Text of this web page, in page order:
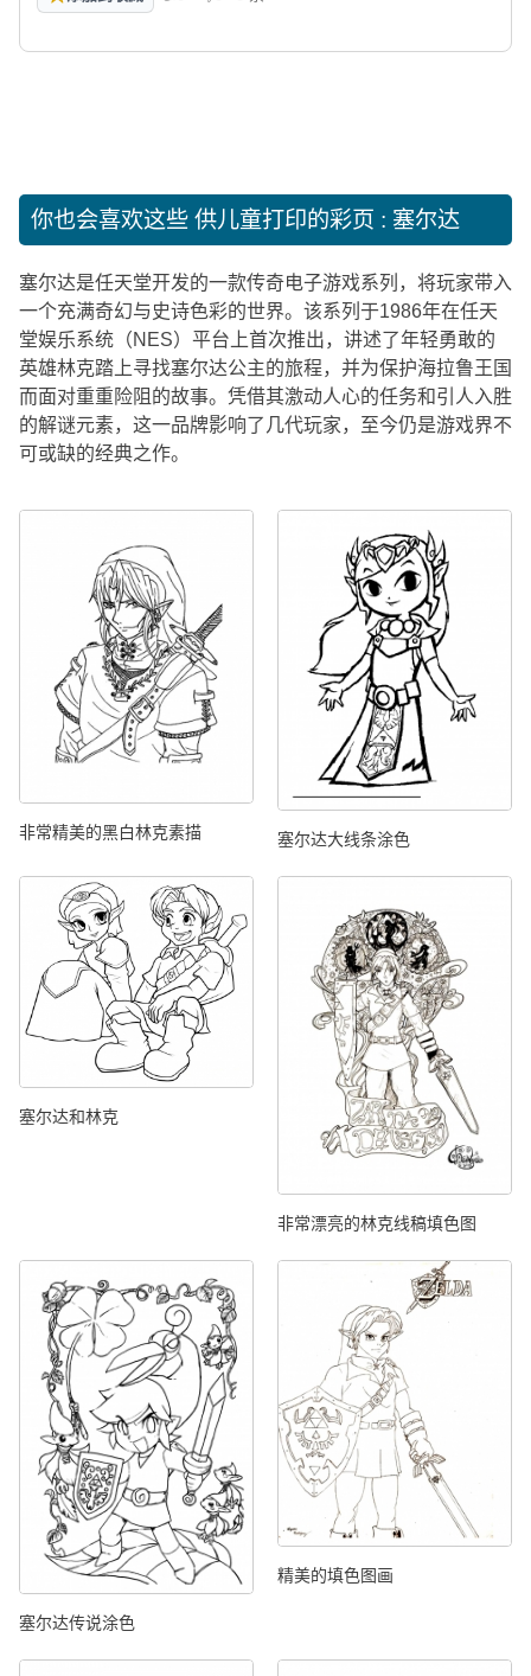
你也会喜欢这些 供儿童打印的彩页 : 塞尔达
塞尔达是任天堂开发的一款传奇电子游戏系列，将玩家带入
一个充满奇幻与史诗色彩的世界。该系列于1986年在任天
堂娱乐系统（NES）平台上首次推出，讲述了年轻勇敢的
英雄林克踏上寻找塞尔达公主的旅程，并为保护海拉鲁王国
而面对重重险阻的故事。凭借其激动人心的任务和引人入胜
的解谜元素，这一品牌影响了几代玩家，至今仍是游戏界不
可或缺的经典之作。
非常精美的黑白林克素描 塞尔达大线条涂色
塞尔达和林克
非常漂亮的林克线稿填色图
塞尔达传说涂色
精美的填色图画